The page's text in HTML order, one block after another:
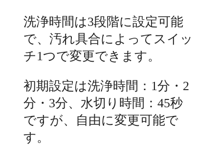
洗浄時間は3段階に設定可能
で、汚れ具合によってスイッ
チ1つで変更できます。
初期設定は洗浄時間：1分・2
分・3分、水切り時間：45秒
ですが、自由に変更可能で
す。